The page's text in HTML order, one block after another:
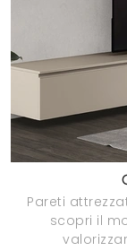
Pareti
scopri il